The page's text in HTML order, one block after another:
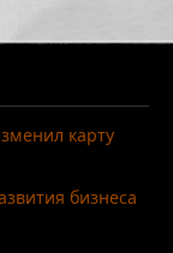
карту
бизнеса